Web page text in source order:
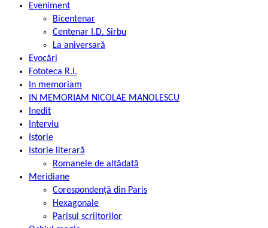
Eveniment
Bicentenar
Centenar I.D. Sîrbu
La aniversară
Evocări
Fototeca R.l.
In memoriam
IN MEMORIAM NICOLAE MANOLESCU
Inedit
Interviu
Istorie
Istorie literară
Romanele de altădată
Meridiane
Corespondență din Paris
Hexagonale
Parisul scriitorilor